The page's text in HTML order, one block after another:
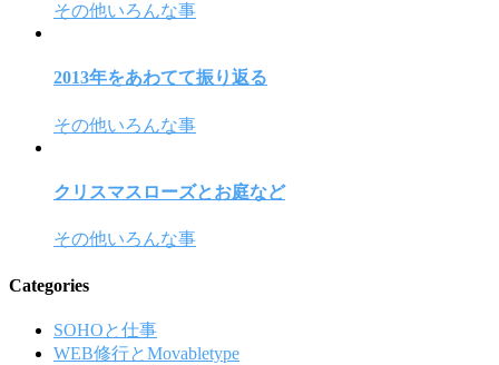
その他いろんな事
2013年をあわてて振り返る
その他いろんな事
クリスマスローズとお庭など
その他いろんな事
Categories
SOHOと仕事
WEB修行とMovabletype